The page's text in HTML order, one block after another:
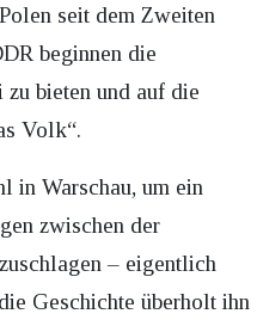
seit dem Zweiten
beginnen die
bieten und auf die
Volk“.
in Warschau, um ein
zwischen der
– eigentlich
Geschichte überholt ihn